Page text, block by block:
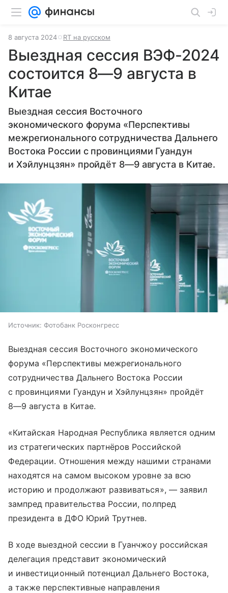
8 августа 2024 RT на русском
Выездная сессия ВЭФ-2024
состоится 8—9 августа в
Китае
Выездная сессия Восточного
экономического форума «Перспективы
межрегионального сотрудничества Дальнего
Востока России с провинциями Гуандун
и Хэйлунцзян» пройдёт 8—9 августа в Китае.
Источник: Фотобанк Росконгресс
Выездная сессия Восточного экономического
форума «Перспективы межрегионального
сотрудничества Дальнего Востока России
с провинциями Гуандун и Хэйлунцзян» пройдёт
8—9 августа в Китае.
«Китайская Народная Республика является одним
из стратегических партнёров Российской
Федерации. Отношения между нашими странами
находятся на самом высоком уровне за всю
историю и продолжают развиваться», — заявил
зампред правительства России, полпред
президента в ДФО Юрий Трутнев.
В ходе выездной сессии в Гуанчжоу российская
делегация представит экономический
и инвестиционный потенциал Дальнего Востока,
а также перспективные направления